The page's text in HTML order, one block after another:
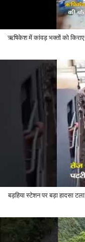
ऋषिकेश में कांवड़ भक्तों को
बड़हिया स्टेशन पर बड़ा हादसा